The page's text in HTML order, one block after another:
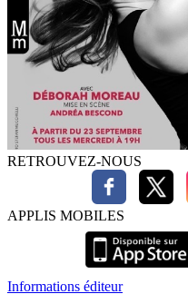
RETROUVEZ-NOUS
APPLIS MOBILES
Informations éditeur